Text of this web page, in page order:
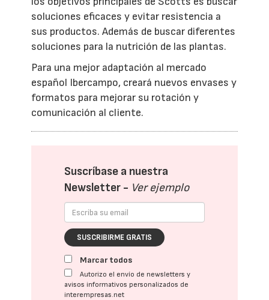
soluciones eficaces y evitar resistencia a
sus productos. Además de buscar diferentes
soluciones para la nutrición de las plantas.
Para una mejor adaptación al mercado
español Ibercampo, creará nuevos envases y
formatos para mejorar su rotación y
comunicación al cliente.
Suscríbase a nuestra
Newsletter - Ver ejemplo
SUSCRIBIRME GRATIS
Marcar todos
Autorizo el envío de newsletters y
avisos informativos personalizados de
interempresas.net